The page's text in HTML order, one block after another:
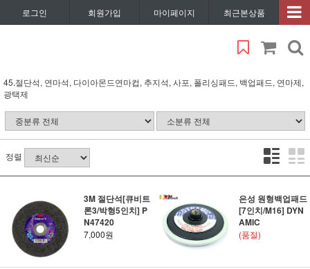
로그인 회원가입 마이페이지 최근본상품
45.절단석, 연마석, 다이아몬드연마컵, 추지석, 사포, 폴리싱패드, 백업패드, 연마제,
광택제
정렬
3M 절단석[큐비트
론3/박형5인치] P
N47420
7,000원
은성 원형백업패드
[7인치/M16] DYN
AMIC
(품절)